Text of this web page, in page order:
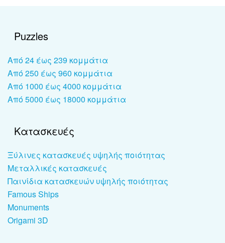
Puzzles
Από 24 έως 239 κομμάτια
Από 250 έως 960 κομμάτια
Από 1000 έως 4000 κομμάτια
Από 5000 έως 18000 κομμάτια
Κατασκευές
Ξύλινες κατασκευές υψηλής ποιότητας
Μεταλλικές κατασκευές
Παινίδια κατασκευών υψηλής ποιότητας
Famous Ships
Monuments
Origami 3D